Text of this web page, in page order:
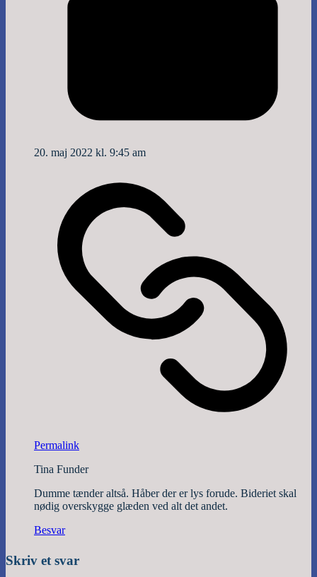
20. maj 2022 kl. 9:45 am
Permalink
Tina Funder
Dumme tænder altså. Håber der er lys forude. Bideriet skal
nødig overskygge glæden ved alt det andet.
Besvar
Skriv et svar